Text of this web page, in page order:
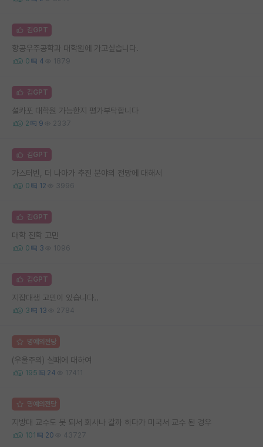
김GPT
항공우주공학과 대학원에 가고싶습니다.
0 4 1879
김GPT
설카포 대학원 가능한지 평가부탁합니다
2 9 2337
김GPT
가스터빈, 더 나아가 추진 분야의 전망에 대해서
0 12 3996
김GPT
대학 진학 고민
0 3 1096
김GPT
지잡대생 고민이 있습니다..
3 13 2784
명예의전당
(우울주의) 실패에 대하여
195 24 17411
명예의전당
지방대 교수도 못 되서 회사나 갈까 하다가 미국서 교수 된 경우
101 20 43727